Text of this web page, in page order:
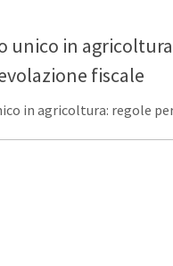
unico in
fiscale
in agricoltura: regole